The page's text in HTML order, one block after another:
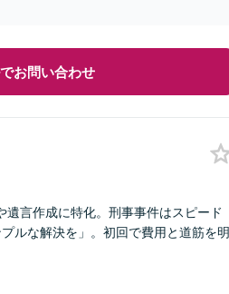
お問い合わせ
遺言作成に特化。刑事事件はスピード
ルな解決を」。初回で費用と道筋を明